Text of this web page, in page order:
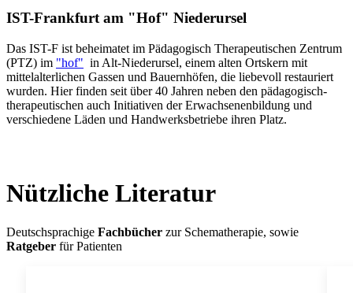
IST-Frankfurt am "Hof" Niederursel
Das IST-F ist beheimatet im Pädagogisch Therapeutischen Zentrum
(PTZ) im "hof" in Alt-Niederursel, einem alten Ortskern mit
mittelalterlichen Gassen und Bauernhöfen, die liebevoll restauriert
wurden. Hier finden seit über 40 Jahren neben den pädagogisch-
therapeutischen auch Initiativen der Erwachsenenbildung und
verschiedene Läden und Handwerksbetriebe ihren Platz.
Nützliche Literatur
Deutschsprachige Fachbücher zur Schematherapie, sowie
Ratgeber für Patienten